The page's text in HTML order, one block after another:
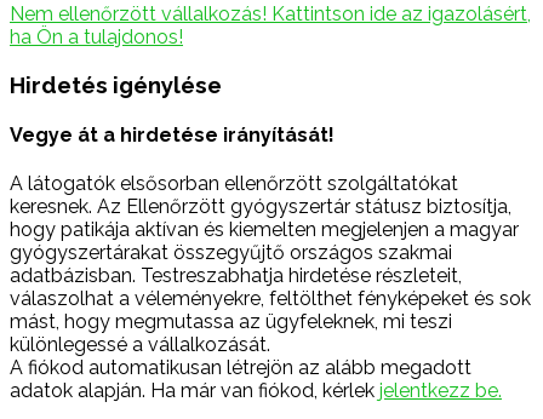
Nem ellenőrzött vállalkozás! Kattintson ide az igazolásért,
ha Ön a tulajdonos!
Hirdetés igénylése
Vegye át a hirdetése irányítását!
A látogatók elsősorban ellenőrzött szolgáltatókat
keresnek. Az Ellenőrzött gyógyszertár státusz biztosítja,
hogy patikája aktívan és kiemelten megjelenjen a magyar
gyógyszertárakat összegyűjtő országos szakmai
adatbázisban. Testreszabhatja hirdetése részleteit,
válaszolhat a véleményekre, feltölthet fényképeket és sok
mást, hogy megmutassa az ügyfeleknek, mi teszi
különlegessé a vállalkozását.
A fiókod automatikusan létrejön az alább megadott
adatok alapján. Ha már van fiókod, kérlek jelentkezz be.